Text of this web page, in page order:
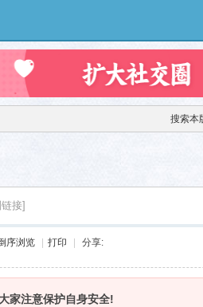
搜索本
接]
序浏览 打印 分享:
家注意保护自身安全!